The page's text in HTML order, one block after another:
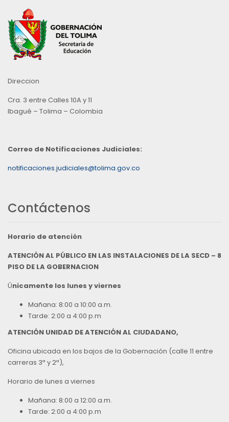
Direccion
Cra. 3 entre Calles 10A y 11
Ibagué – Tolima – Colombia
Correo de Notificaciones Judiciales:
notificaciones.judiciales@tolima.gov.co
Contáctenos
Horario de atención
ATENCIÓN AL PÚBLICO EN LAS INSTALACIONES DE LA SECD – 8
PISO DE LA GOBERNACION
Únicamente los lunes y viernes
Mañana: 8:00 a 10:00 a.m.
Tarde: 2:00 a 4:00 p.m
ATENCIÓN UNIDAD DE ATENCIÓN AL CIUDADANO,
Oficina ubicada en los bajos de la Gobernación (calle 11 entre
carreras 3ª y 2ª),
Horario de lunes a viernes
Mañana: 8:00 a 12:00 a.m.
Tarde: 2:00 a 4:00 p.m